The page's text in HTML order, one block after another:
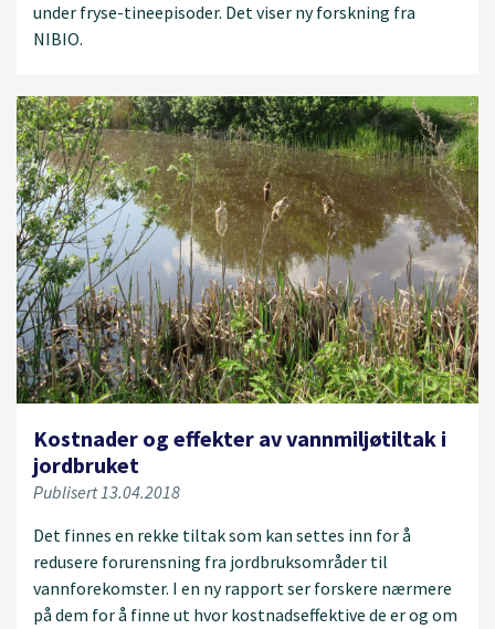
under fryse-tineepisoder. Det viser ny forskning fra
NIBIO.
Kostnader og effekter av vannmiljøtiltak i
jordbruket
Publisert 13.04.2018
Det finnes en rekke tiltak som kan settes inn for å
redusere forurensning fra jordbruksområder til
vannforekomster. I en ny rapport ser forskere nærmere
på dem for å finne ut hvor kostnadseffektive de er og om